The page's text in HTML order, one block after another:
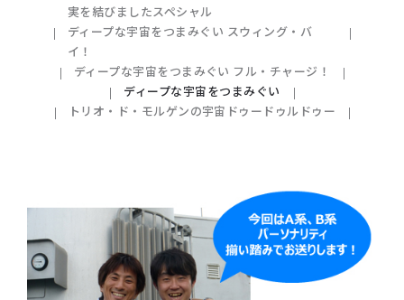
実を結びましたスペシャル
ディープな宇宙をつまみぐい スウィング・バ
イ！
ディープな宇宙をつまみぐい フル・チャージ！
ディープな宇宙をつまみぐい
トリオ・ド・モルゲンの宇宙ドゥードゥルドゥー